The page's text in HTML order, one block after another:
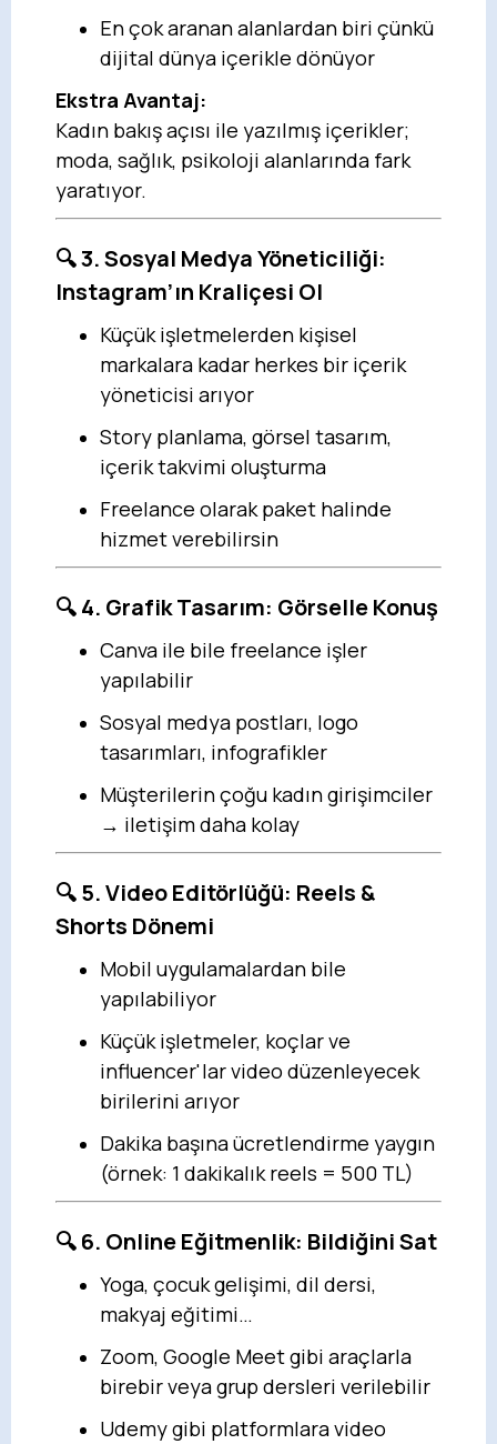
En çok aranan alanlardan biri çünkü
dijital dünya içerikle dönüyor
Ekstra Avantaj:
Kadın bakış açısı ile yazılmış içerikler;
moda, sağlık, psikoloji alanlarında fark
yaratıyor.
🔍 3. Sosyal Medya Yöneticiliği:
Instagram’ın Kraliçesi Ol
Küçük işletmelerden kişisel
markalara kadar herkes bir içerik
yöneticisi arıyor
Story planlama, görsel tasarım,
içerik takvimi oluşturma
Freelance olarak paket halinde
hizmet verebilirsin
🔍 4. Grafik Tasarım: Görselle Konuş
Canva ile bile freelance işler
yapılabilir
Sosyal medya postları, logo
tasarımları, infografikler
Müşterilerin çoğu kadın girişimciler
→ iletişim daha kolay
🔍 5. Video Editörlüğü: Reels &
Shorts Dönemi
Mobil uygulamalardan bile
yapılabiliyor
Küçük işletmeler, koçlar ve
influencer'lar video düzenleyecek
birilerini arıyor
Dakika başına ücretlendirme yaygın
(örnek: 1 dakikalık reels = 500 TL)
🔍 6. Online Eğitmenlik: Bildiğini Sat
Yoga, çocuk gelişimi, dil dersi,
makyaj eğitimi…
Zoom, Google Meet gibi araçlarla
birebir veya grup dersleri verilebilir
Udemy gibi platformlara video